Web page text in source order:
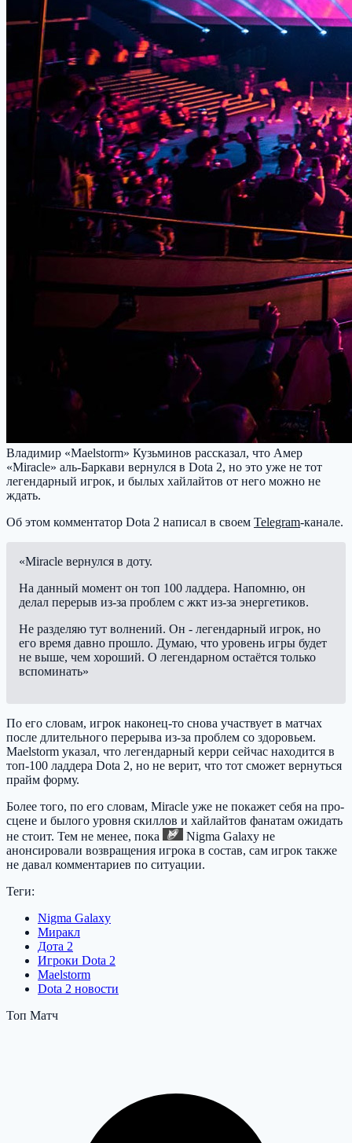
Владимир «Maelstorm» Кузьминов рассказал, что Амер
«Miracle» аль-Баркави вернулся в Dota 2, но это уже не тот
легендарный игрок, и былых хайлайтов от него можно не
ждать.
Об этом комментатор Dota 2 написал в своем Telegram-канале.
«Miracle вернулся в доту.
На данный момент он топ 100 ладдера. Напомню, он
делал перерыв из-за проблем с жкт из-за энергетиков.
Не разделяю тут волнений. Он - легендарный игрок, но
его время давно прошло. Думаю, что уровень игры будет
не выше, чем хороший. О легендарном остаётся только
вспоминать»
По его словам, игрок наконец-то снова участвует в матчах
после длительного перерыва из-за проблем со здоровьем.
Maelstorm указал, что легендарный керри сейчас находится в
топ-100 ладдера Dota 2, но не верит, что тот сможет вернуться
прайм форму.
Более того, по его словам, Miracle уже не покажет себя на про-
сцене и былого уровня скиллов и хайлайтов фанатам ожидать
не стоит. Тем не менее, пока
Nigma Galaxy не
анонсировали возвращения игрока в состав, сам игрок также
не давал комментариев по ситуации.
Теги:
Nigma Galaxy
Миракл
Дота 2
Игроки Dota 2
Maelstorm
Dota 2 новости
Топ Матч